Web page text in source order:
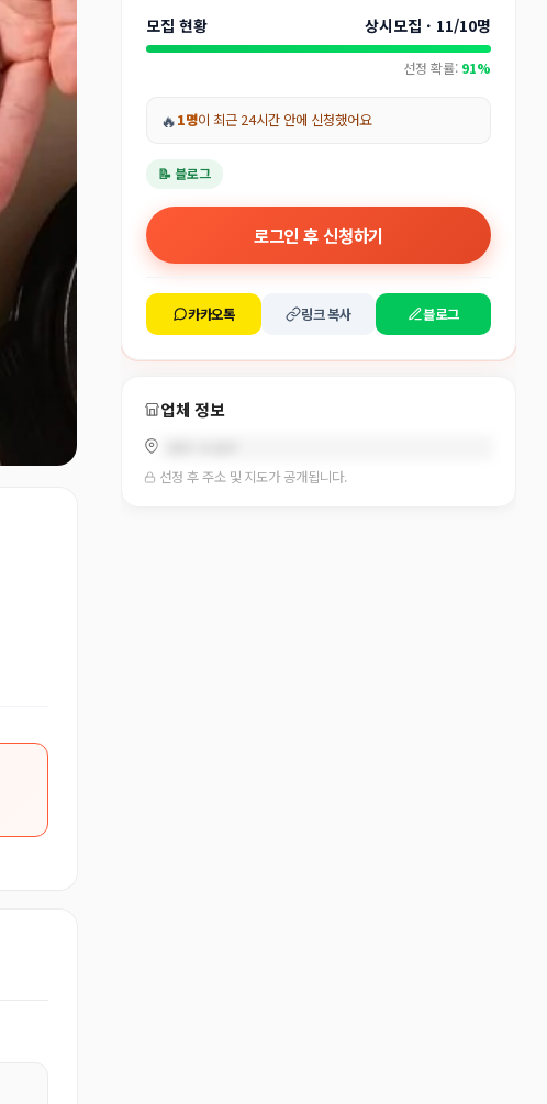
모집 현황 상시모집 · 11/10명
선정 확률: 91%
🔥1명이 최근 24시간 안에 신청했어요
📝 블로그
로그인 후 신청하기
카카오톡 링크 복사 블로그
업체 정보
선정 후 주소 및 지도가 공개됩니다.